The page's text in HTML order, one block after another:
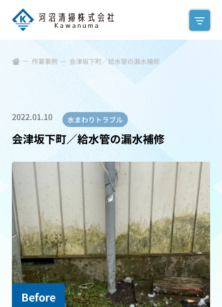
作業事例 会津坂下町／給水管の漏水補修
2022.01.10 水まわりトラブル
会津坂下町／給水管の漏水補修
Before